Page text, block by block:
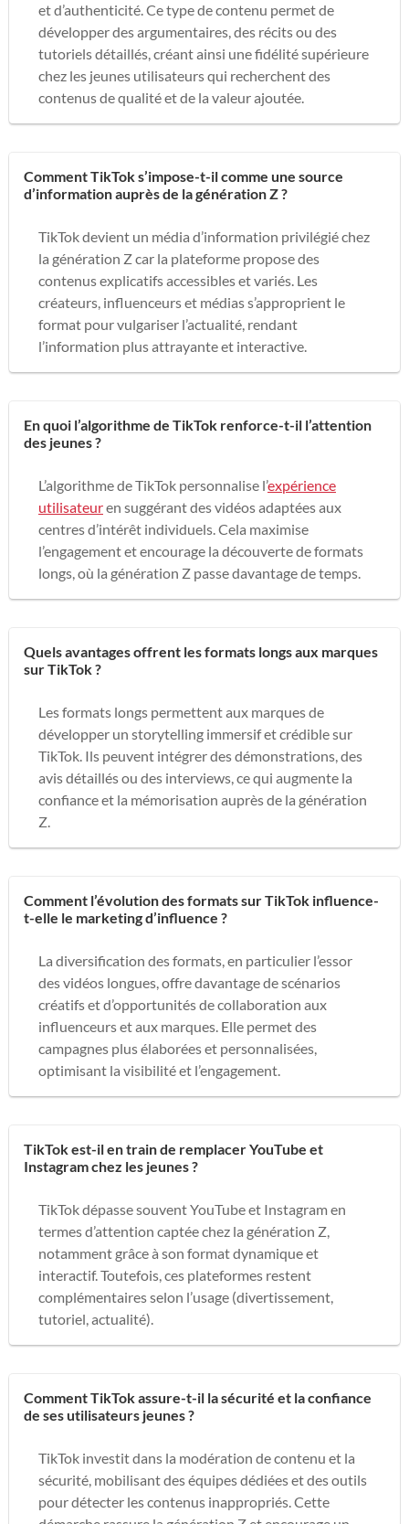
et d’authenticité. Ce type de contenu permet de
développer des argumentaires, des récits ou des
tutoriels détaillés, créant ainsi une fidélité supérieure
chez les jeunes utilisateurs qui recherchent des
contenus de qualité et de la valeur ajoutée.
Comment TikTok s’impose-t-il comme une source
d’information auprès de la génération Z ?
TikTok devient un média d’information privilégié chez
la génération Z car la plateforme propose des
contenus explicatifs accessibles et variés. Les
créateurs, influenceurs et médias s’approprient le
format pour vulgariser l’actualité, rendant
l’information plus attrayante et interactive.
En quoi l’algorithme de TikTok renforce-t-il l’attention
des jeunes ?
L’algorithme de TikTok personnalise l’expérience
utilisateuren suggérant des vidéos adaptées aux
centres d’intérêt individuels. Cela maximise
l’engagement et encourage la découverte de formats
longs, où la génération Z passe davantage de temps.
Quels avantages offrent les formats longs aux marques
sur TikTok ?
Les formats longs permettent aux marques de
développer un storytelling immersif et crédible sur
TikTok. Ils peuvent intégrer des démonstrations, des
avis détaillés ou des interviews, ce qui augmente la
confiance et la mémorisation auprès de la génération
Z.
Comment l’évolution des formats sur TikTok influence-
t-elle le marketing d’influence ?
La diversification des formats, en particulier l’essor
des vidéos longues, offre davantage de scénarios
créatifs et d’opportunités de collaboration aux
influenceurs et aux marques. Elle permet des
campagnes plus élaborées et personnalisées,
optimisant la visibilité et l’engagement.
TikTok est-il en train de remplacer YouTube et
Instagram chez les jeunes ?
TikTok dépasse souvent YouTube et Instagram en
termes d’attention captée chez la génération Z,
notamment grâce à son format dynamique et
interactif. Toutefois, ces plateformes restent
complémentaires selon l’usage (divertissement,
tutoriel, actualité).
Comment TikTok assure-t-il la sécurité et la confiance
de ses utilisateurs jeunes ?
TikTok investit dans la modération de contenu et la
sécurité, mobilisant des équipes dédiées et des outils
pour détecter les contenus inappropriés. Cette